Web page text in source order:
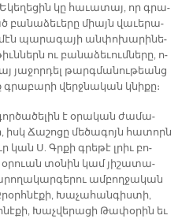
Ե­կե­ղե­ցին կը հա­ւա­տայ, որ գրա­
բա­նա­ձե­ւե­րը միայն վա­ւե­րա­
պա­րա­գա­յի ան­փո­խա­րի­նե­
ու բա­նա­ձե­ւում­նե­րը, ո­
յա­ջոր­դել թարգ­մա­նու­թեանց
գրա­բա­րի վերջ­նա­կան կնի­քը։
է օ­րա­կան ժա­մա­
Ճա­շո­ցը մե­ծա­գոյն հա­տորն
կան Ս. Գրքի գրե­թէ լրիւ բո­
օ­րուան տօ­նին կամ յի­շա­տա­
ամ­բող­ջա­կան
Խա­չա­հան­գիս­տի,
Խաչ­վե­րա­ցի Թա­փօ­րին եւ